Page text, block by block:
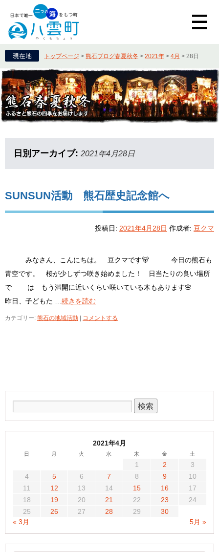
トップページ > 熊石ブログ春夏秋冬 > 2021年 > 4月 > 28日
日別アーカイブ: 2021年4月28日
SUNSUN活動 熊石歴史記念館へ
投稿日: 2021年4月28日 作成者: 豆クマ
みなさん、こんにちは。 豆クマです🐻 今日の熊石も
青空です。 桜が少しずつ咲き始めました！ 日当たりの良い場所
で は もう満開に近いくらい咲いている木もあります🌸
昨日、子どもた … 続きを読む
カテゴリー: 熊石の地域活動 コメントする
2021年4月
日 月 火 水 木 金 土
1 2
3
4
5 6 7 8 9
10
11
12 13 14 15 16
17
18
19 20 21 22 23
24
25
26 27 28 29
30
« 3月
5月 »